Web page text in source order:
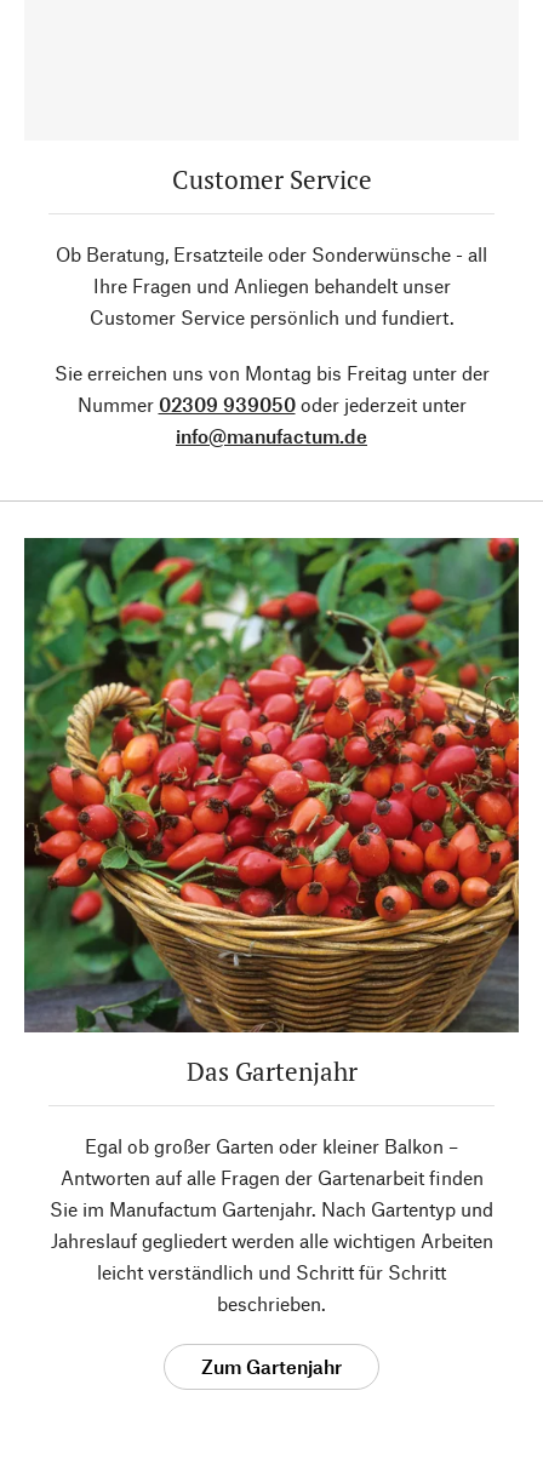
Customer Service
Ob Beratung, Ersatzteile oder Sonderwünsche - all
Ihre Fragen und Anliegen behandelt unser
Customer Service persönlich und fundiert.
Sie erreichen uns von Montag bis Freitag unter der
Nummer 02309 939050oder jederzeit unter
info@manufactum.de
Das Gartenjahr
Egal ob großer Garten oder kleiner Balkon –
Antworten auf alle Fragen der Gartenarbeit finden
Sie im Manufactum Gartenjahr. Nach Gartentyp und
Jahreslauf gegliedert werden alle wichtigen Arbeiten
leicht verständlich und Schritt für Schritt
beschrieben.
Zum Gartenjahr